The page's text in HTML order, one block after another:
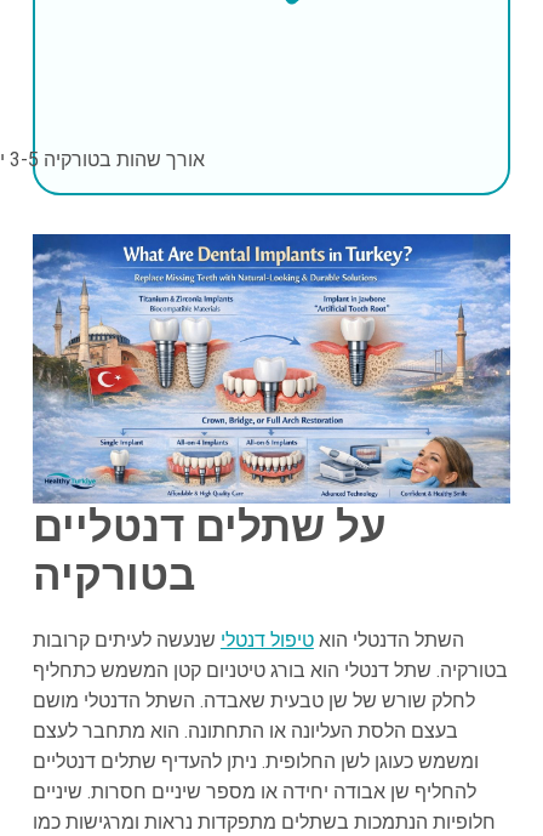
אורך שהות בטורקיה 3-5 ימים
על שתלים דנטליים
בטורקיה
השתל הדנטלי הואטיפול דנטלי שנעשה לעיתים קרובות
בטורקיה. שתל דנטלי הוא בורג טיטניום קטן המשמש כתחליף
לחלק שורש של שן טבעית שאבדה. השתל הדנטלי מושם
בעצם הלסת העליונה או התחתונה. הוא מתחבר לעצם
ומשמש כעוגן לשן החלופית. ניתן להעדיף שתלים דנטליים
להחליף שן אבודה יחידה או מספר שיניים חסרות. שיניים
חלופיות הנתמכות בשתלים מתפקדות נראות ומרגישות כמו